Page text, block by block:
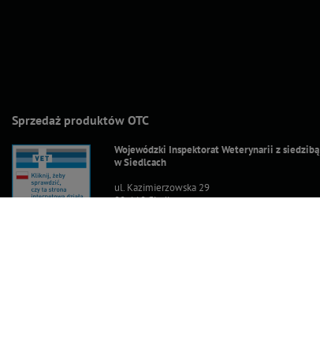
Sprzedaż produktów OTC
Wojewódzki Inspektorat Weterynarii z siedzibą
w Siedlcach
ul. Kazimierzowska 29
08-110 Siedlce